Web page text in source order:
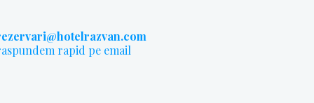
rapid pe email